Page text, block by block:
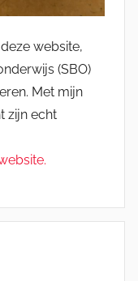
website,
(SBO)
Met mijn
zijn echt